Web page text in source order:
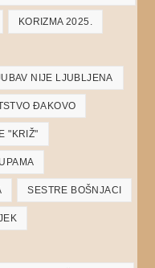
KORIZMA 2025.
NIJE LJUBLJENA
ĐAKOVO
"KRIŽ"
SESTRE BOŠNJACI